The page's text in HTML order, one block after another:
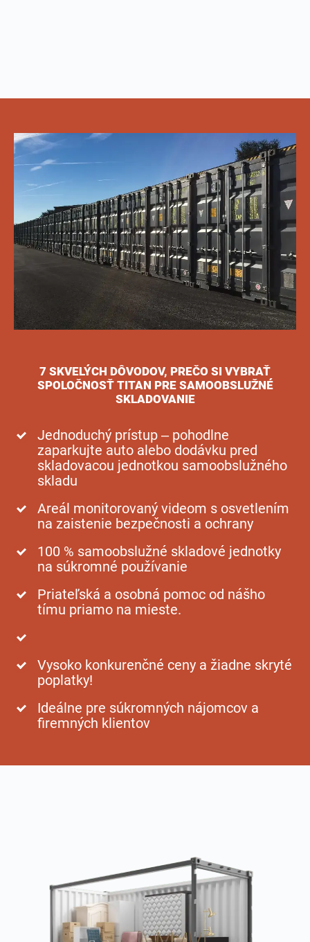
7 SKVELÝCH DÔVODOV, PREČO SI VYBRAŤ
SPOLOČNOSŤ TITAN PRE SAMOOBSLUŽNÉ
SKLADOVANIE
Jednoduchý prístup – pohodlne
zaparkujte auto alebo dodávku pred
skladovacou jednotkou samoobslužného
skladu
Areál monitorovaný videom s osvetlením
na zaistenie bezpečnosti a ochrany
100 % samoobslužné skladové jednotky
na súkromné používanie
Priateľská a osobná pomoc od nášho
tímu priamo na mieste.
Vysoko konkurenčné ceny a žiadne skryté
poplatky!
Ideálne pre súkromných nájomcov a
firemných klientov